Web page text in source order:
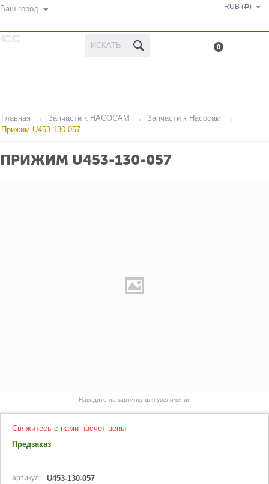
Ваш город RUB (Р)
0
Главная Запчасти к НАСОСАМ
Запчасти к Насосам
Прижим U453-130-057
ПРИЖИМ U453-130-057
Наведите на картинку для увеличения
Свяжитесь с нами насчёт цены
Предзаказ
артикул: U453-130-057